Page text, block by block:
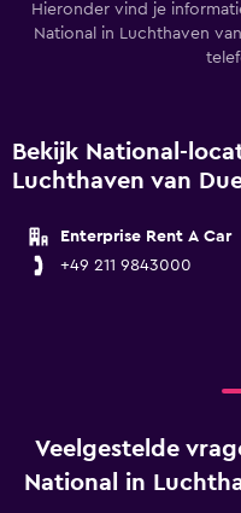
Hieronder vind je
National in Luchthaven
Bekijk National-
Luchthaven van
Enterprise Rent A Car
+49 211 9843000
Veelgestelde
National in